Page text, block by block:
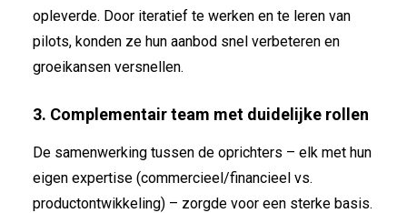
opleverde. Door iteratief te werken en te leren van
pilots, konden ze hun aanbod snel verbeteren en
groeikansen versnellen.
3. Complementair team met duidelijke rollen
De samenwerking tussen de oprichters – elk met hun
eigen expertise (commercieel/financieel vs.
productontwikkeling) – zorgde voor een sterke basis.